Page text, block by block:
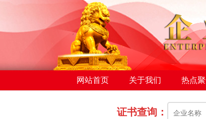
网站首页 关于我们 热点
证书查询：